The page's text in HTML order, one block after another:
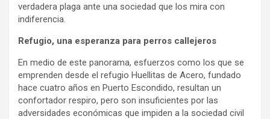
verdadera plaga ante una sociedad que los mira con
indiferencia.
Refugio, una esperanza para perros callejeros
En medio de este panorama, esfuerzos como los que se
emprenden desde el refugio Huellitas de Acero, fundado
hace cuatro años en Puerto Escondido, resultan un
confortador respiro, pero son insuficientes por las
adversidades económicas que impiden a la sociedad civil